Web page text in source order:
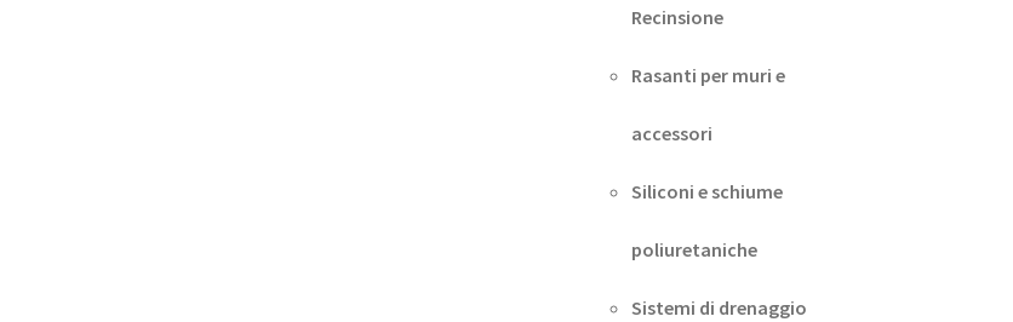
Recinsione
Rasanti per muri e
accessori
Siliconi e schiume
poliuretaniche
Sistemi di drenaggio